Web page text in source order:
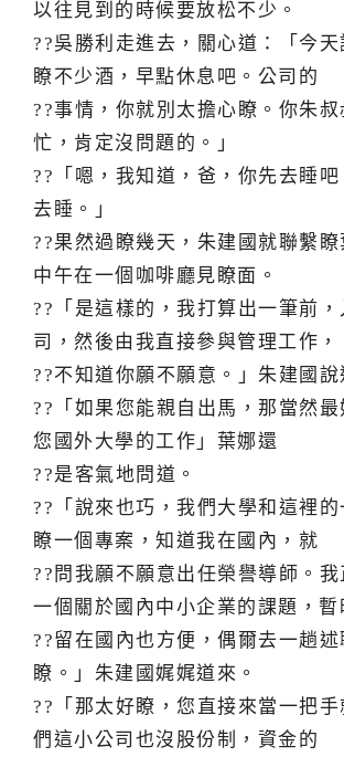
以往見到的時候要放松不少。
??吳勝利走進去，關心道：「今天
瞭不少酒，早點休息吧。公司的
??事情，你就別太擔心瞭。你朱
忙，肯定沒問題的。」
??「嗯，我知道，爸，你先去睡
去睡。」
??果然過瞭幾天，朱建國就聯繫瞭
中午在一個咖啡廳見瞭面。
??「是這樣的，我打算出一筆前
司，然後由我直接參與管理工作，
??不知道你願不願意。」朱建國說
??「如果您能親自出馬，那當然最
您國外大學的工作」葉娜還
??是客氣地問道。
??「說來也巧，我們大學和這裡
瞭一個專案，知道我在國內，就
??問我願不願意出任榮譽導師。
一個關於國內中小企業的課題，暫
??留在國內也方便，偶爾去一趟述
瞭。」朱建國娓娓道來。
??「那太好瞭，您直接來當一把
們這小公司也沒股份制，資金的